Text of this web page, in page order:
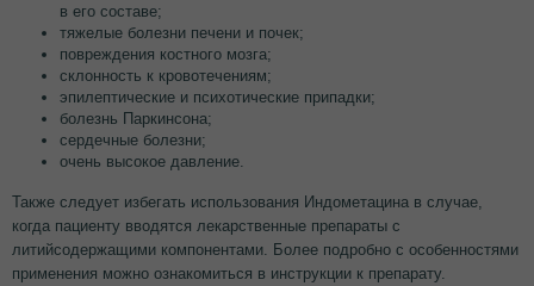
в его составе;
тяжелые болезни печени и почек;
повреждения костного мозга;
склонность к кровотечениям;
эпилептические и психотические припадки;
болезнь Паркинсона;
сердечные болезни;
очень высокое давление.
Также следует избегать использования Индометацина в случае,
когда пациенту вводятся лекарственные препараты с
литийсодержащими компонентами. Более подробно с особенностями
применения можно ознакомиться в инструкции к препарату.